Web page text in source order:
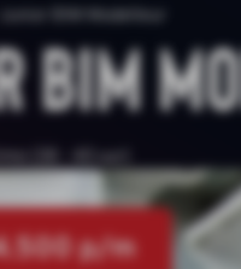
Junior BIM Modelleur
BIM
(38 - 40 uur)
p/m